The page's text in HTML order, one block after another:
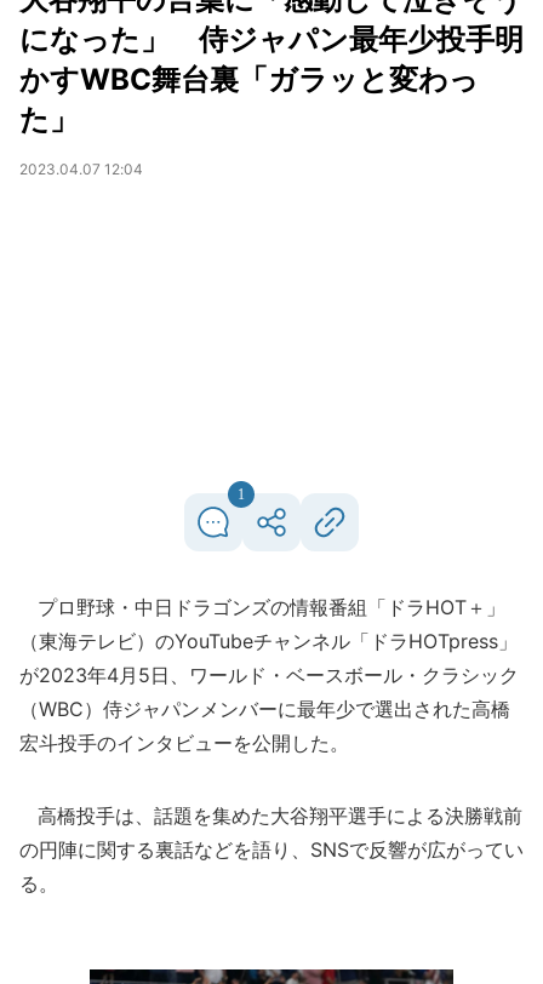
になった」 侍ジャパン最年少投手明
かすWBC舞台裏「ガラッと変わっ
た」
2023.04.07 12:04
1
プロ野球・中日ドラゴンズの情報番組「ドラHOT＋」
（東海テレビ）のYouTubeチャンネル「ドラHOTpress」
が2023年4月5日、ワールド・ベースボール・クラシック
（WBC）侍ジャパンメンバーに最年少で選出された高橋
宏斗投手のインタビューを公開した。
高橋投手は、話題を集めた大谷翔平選手による決勝戦前
の円陣に関する裏話などを語り、SNSで反響が広がってい
る。